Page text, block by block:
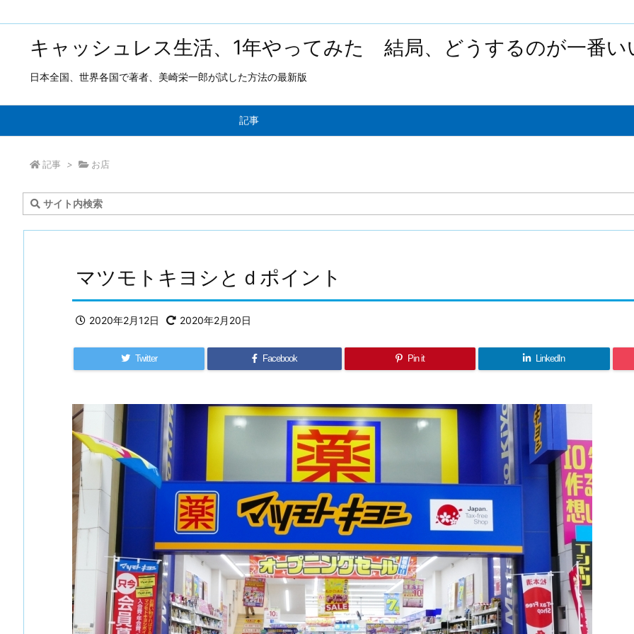
キャッシュレス生活、1年やってみた 結局、どうするのが一番い
日本全国、世界各国で著者、美崎栄一郎が試した方法の最新版
記事
記事 > お店
マツモトキヨシとｄポイント
2020年2月12日 2020年2月20日
Twitter Facebook Pin it LinkedIn